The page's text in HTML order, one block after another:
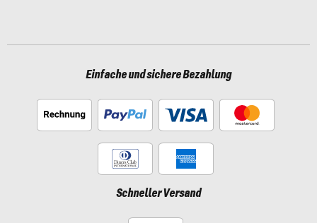
Einfache und sichere Bezahlung
Schneller Versand